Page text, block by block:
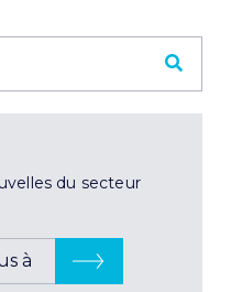
du secteur
à